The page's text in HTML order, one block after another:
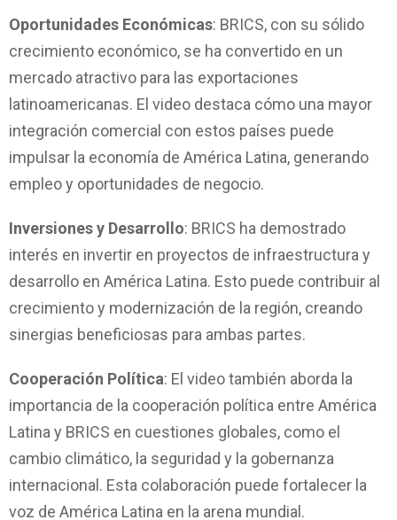
Oportunidades Económicas: BRICS, con su sólido
crecimiento económico, se ha convertido en un
mercado atractivo para las exportaciones
latinoamericanas. El video destaca cómo una mayor
integración comercial con estos países puede
impulsar la economía de América Latina, generando
empleo y oportunidades de negocio.
Inversiones y Desarrollo: BRICS ha demostrado
interés en invertir en proyectos de infraestructura y
desarrollo en América Latina. Esto puede contribuir al
crecimiento y modernización de la región, creando
sinergias beneficiosas para ambas partes.
Cooperación Política: El video también aborda la
importancia de la cooperación política entre América
Latina y BRICS en cuestiones globales, como el
cambio climático, la seguridad y la gobernanza
internacional. Esta colaboración puede fortalecer la
voz de América Latina en la arena mundial.